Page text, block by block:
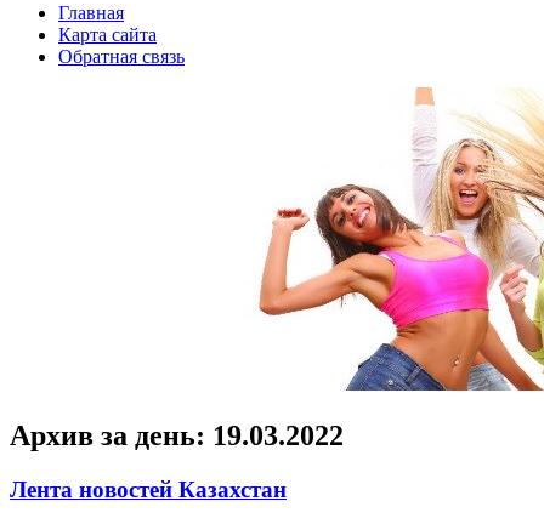
Главная
Карта сайта
Обратная связь
Архив за день: 19.03.2022
Лента новостей Казахстан